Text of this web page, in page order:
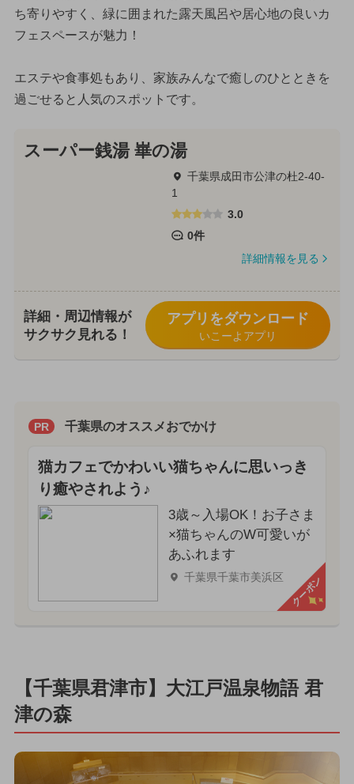
ち寄りやすく、緑に囲まれた露天風呂や居心地の良いカ
フェスペースが魅力！
エステや食事処もあり、家族みんなで癒しのひとときを
過ごせると人気のスポットです。
スーパー銭湯 崋の湯
千葉県成田市公津の杜2-40-
1
3.0
0件
詳細情報を見る
詳細・周辺情報が
サクサク見れる！
アプリをダウンロード
いこーよアプリ
PR 千葉県のオススメおでかけ
猫カフェでかわいい猫ちゃんに思いっき
り癒やされよう♪
3歳～入場OK！お子さま
×猫ちゃんのW可愛いが
あふれます
千葉県千葉市美浜区 クーポン
【千葉県君津市】大江戸温泉物語 君
津の森